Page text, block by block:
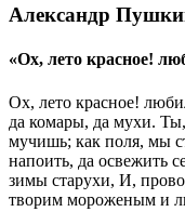
Александр
«Ох, лето красное!
Ох, лето красное!
да комары, да мухи.
мучишь; как поля, мы
напоить, да освежить
зимы старухи, И,
творим мороженым и